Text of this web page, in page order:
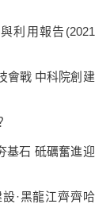
利用報告(2021
會戰 中科院創建
基石 砥礪奮進迎
·黑龍江齊齊哈